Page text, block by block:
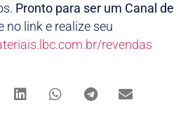
Pronto para ser um Canal de
no link e realize seu
revendas